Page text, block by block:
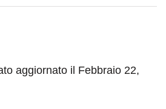
aggiornato il Febbraio 22,